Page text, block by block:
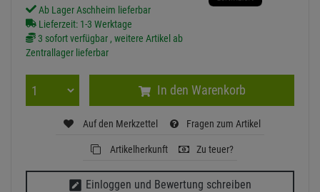
Ab Lager Aschheim lieferbar
Lieferzeit: 1-3 Werktage
3 sofort verfügbar , weitere Artikel ab
Zentrallager lieferbar
In den Warenkorb
Auf den Merkzettel Fragen zum Artikel
Artikelherkunft Zu teuer?
Einloggen und Bewertung schreiben